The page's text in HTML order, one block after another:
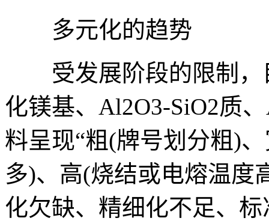
多元化的趋势
受发展阶段的限制，
化镁基、Al2O3-SiO2质
料呈现“粗(牌号划分粗)
多)、高(烧结或电熔温度
化欠缺、精细化不足、